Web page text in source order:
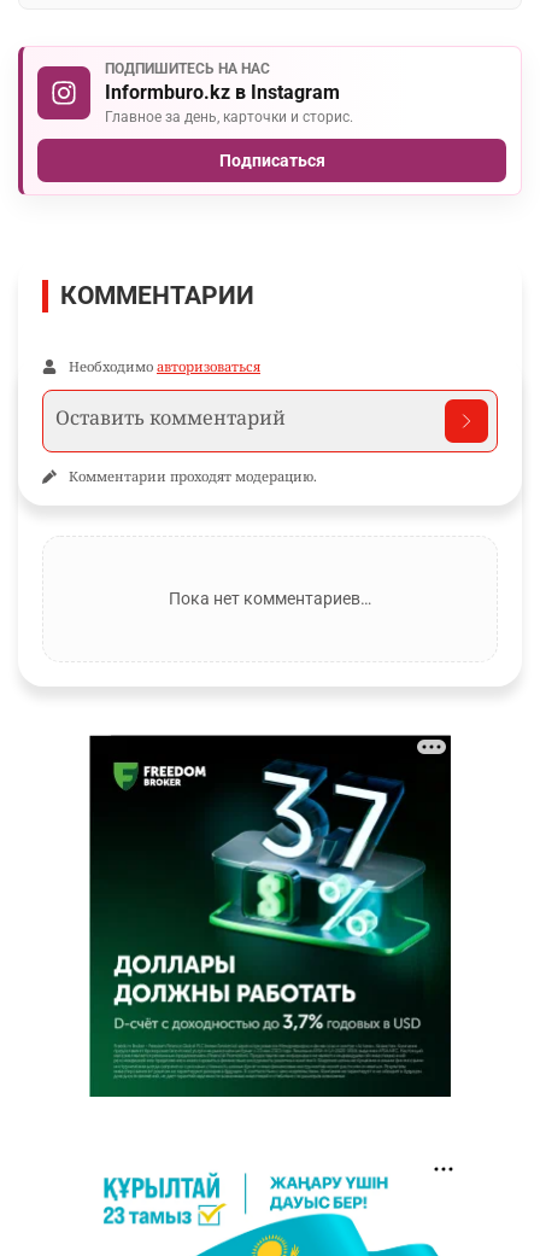
ПОДПИШИТЕСЬ НА НАС
Informburo.kz в Instagram
Главное за день, карточки и сторис.
Подписаться
КОММЕНТАРИИ
Необходимо авторизоваться
Комментарии проходят модерацию.
Пока нет комментариев…